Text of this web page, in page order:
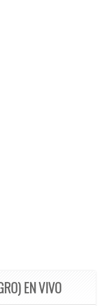
EN VIVO